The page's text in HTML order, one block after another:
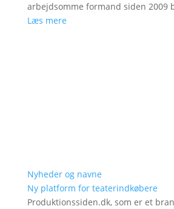
arbejdsomme formand siden 2009
Læs mere
Nyheder og navne
Ny platform for teaterindkøbere
Produktionssiden.dk, som er et